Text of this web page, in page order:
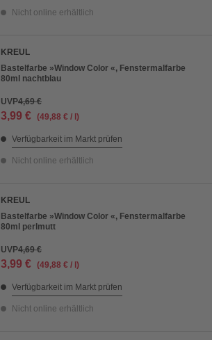
Nicht online erhältlich
KREUL
Bastelfarbe »Window Color «, Fenstermalfarbe
80ml nachtblau
UVP4,69 €
3,99 € (49,88 € / l)
Verfügbarkeit im Markt prüfen
Nicht online erhältlich
KREUL
Bastelfarbe »Window Color «, Fenstermalfarbe
80ml perlmutt
UVP4,69 €
3,99 € (49,88 € / l)
Verfügbarkeit im Markt prüfen
Nicht online erhältlich